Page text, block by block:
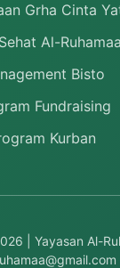
Grha Cinta
Al-
Bisto
Fundraising
Kurban
| Yayasan Al-